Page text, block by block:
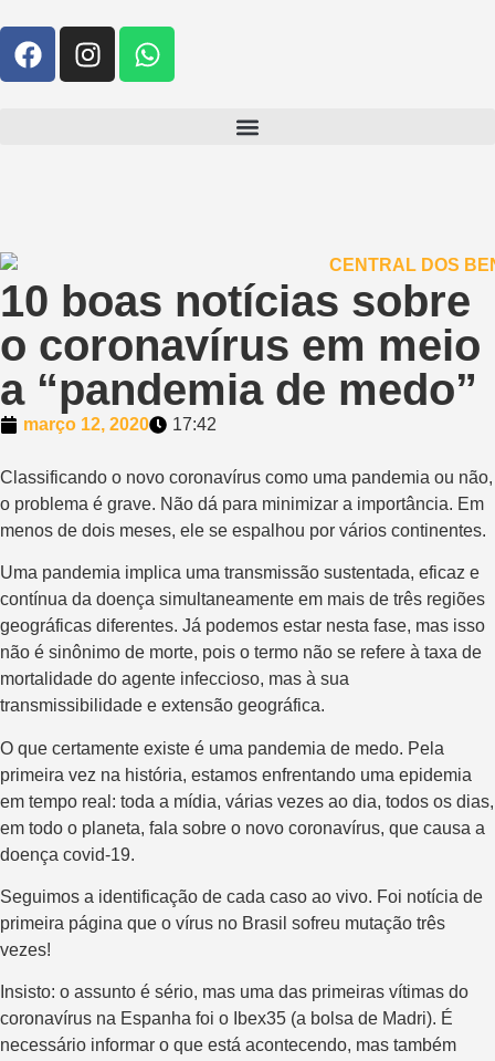
10 boas notícias sobre
o coronavírus em meio
a “pandemia de medo”
março 12, 2020 17:42
Classificando o novo coronavírus como uma pandemia ou não,
o problema é grave. Não dá para minimizar a importância. Em
menos de dois meses, ele se espalhou por vários continentes.
Uma pandemia implica uma transmissão sustentada, eficaz e
contínua da doença simultaneamente em mais de três regiões
geográficas diferentes. Já podemos estar nesta fase, mas isso
não é sinônimo de morte, pois o termo não se refere à taxa de
mortalidade do agente infeccioso, mas à sua
transmissibilidade e extensão geográfica.
O que certamente existe é uma pandemia de medo. Pela
primeira vez na história, estamos enfrentando uma epidemia
em tempo real: toda a mídia, várias vezes ao dia, todos os dias,
em todo o planeta, fala sobre o novo coronavírus, que causa a
doença covid-19.
Seguimos a identificação de cada caso ao vivo. Foi notícia de
primeira página que o vírus no Brasil sofreu mutação três
vezes!
Insisto: o assunto é sério, mas uma das primeiras vítimas do
coronavírus na Espanha foi o Ibex35 (a bolsa de Madri). É
necessário informar o que está acontecendo, mas também